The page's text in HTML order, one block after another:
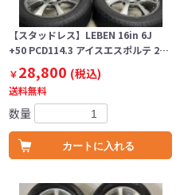
【スタッドレス】LEBEN 16in 6J
+50 PCD114.3 アイスエスポルテ 2…
￥28,800 (税込)
送料無料
数量
カートに入れる